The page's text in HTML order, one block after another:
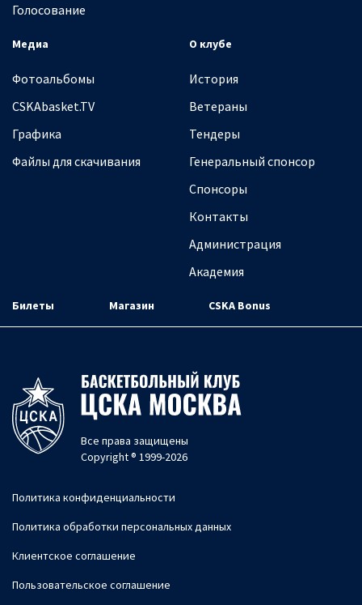
Голосование
Медиа
Фотоальбомы
CSKAbasket.TV
Графика
Файлы для скачивания
О клубе
История
Ветераны
Тендеры
Генеральный спонсор
Спонсоры
Контакты
Администрация
Академия
Билеты Магазин CSKA Bonus
Все права защищены
Copyright ® 1999-2026
Политика конфиденциальности
Политика обработки персональных данных
Клиентское соглашение
Пользовательское соглашение